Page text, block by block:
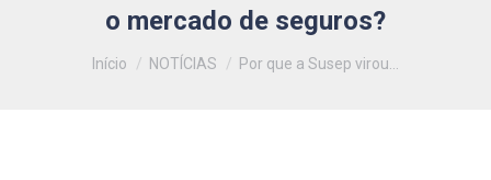
o mercado de seguros?
Você está aqui:
Início NOTÍCIAS Por que a Susep virou…